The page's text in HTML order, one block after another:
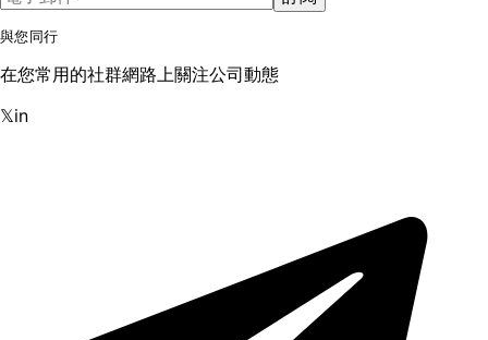
與您同行
在您常用的社群網路上關注公司動態
𝕏in